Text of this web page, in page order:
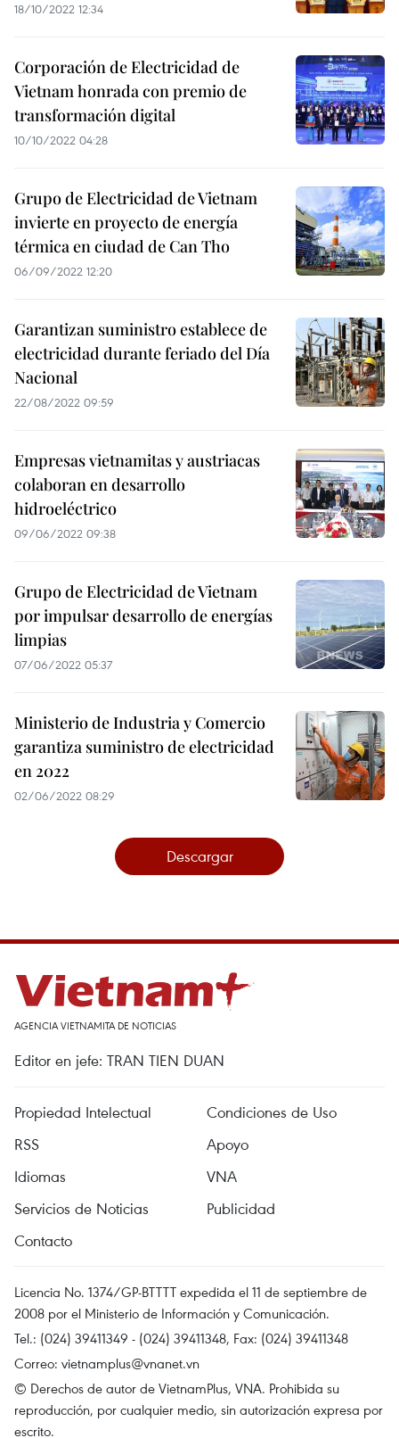
18/10/2022 12:34
Corporación de Electricidad de
Vietnam honrada con premio de
transformación digital
10/10/2022 04:28
Grupo de Electricidad de Vietnam
invierte en proyecto de energía
térmica en ciudad de Can Tho
06/09/2022 12:20
Garantizan suministro establece de
electricidad durante feriado del Día
Nacional
22/08/2022 09:59
Empresas vietnamitas y austriacas
colaboran en desarrollo
hidroeléctrico
09/06/2022 09:38
Grupo de Electricidad de Vietnam
por impulsar desarrollo de energías
limpias
07/06/2022 05:37
Ministerio de Industria y Comercio
garantiza suministro de electricidad
en 2022
02/06/2022 08:29
Descargar
AGENCIA VIETNAMITA DE NOTICIAS
Editor en jefe: TRAN TIEN DUAN
Propiedad Intelectual
Condiciones de Uso
RSS
Apoyo
Idiomas
VNA
Servicios de Noticias
Publicidad
Contacto
Licencia No. 1374/GP-BTTTT expedida el 11 de septiembre de
2008 por el Ministerio de Información y Comunicación.
Tel.: (024) 39411349 - (024) 39411348, Fax: (024) 39411348
Correo: vietnamplus@vnanet.vn
© Derechos de autor de VietnamPlus, VNA. Prohibida su
reproducción, por cualquier medio, sin autorización expresa por
escrito.